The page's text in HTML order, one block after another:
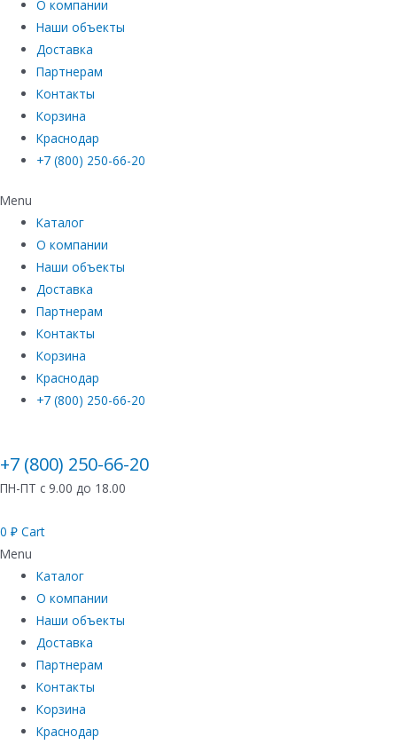
О компании
Наши объекты
Доставка
Партнерам
Контакты
Корзина
Краснодар
+7 (800) 250-66-20
Menu
Каталог
О компании
Наши объекты
Доставка
Партнерам
Контакты
Корзина
Краснодар
+7 (800) 250-66-20
+7 (800) 250-66-20
ПН-ПТ с 9.00 до 18.00
0 ₽ Cart
Menu
Каталог
О компании
Наши объекты
Доставка
Партнерам
Контакты
Корзина
Краснодар